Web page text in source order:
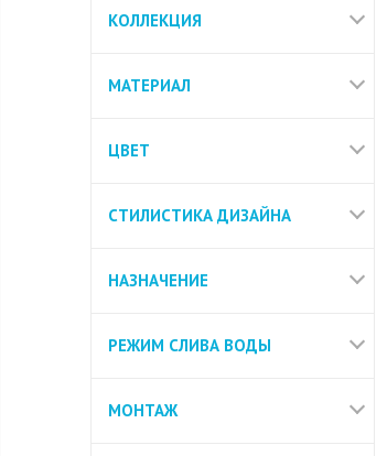
КОЛЛЕКЦИЯ
МАТЕРИАЛ
ЦВЕТ
СТИЛИСТИКА ДИЗАЙНА
НАЗНАЧЕНИЕ
РЕЖИМ СЛИВА ВОДЫ
МОНТАЖ